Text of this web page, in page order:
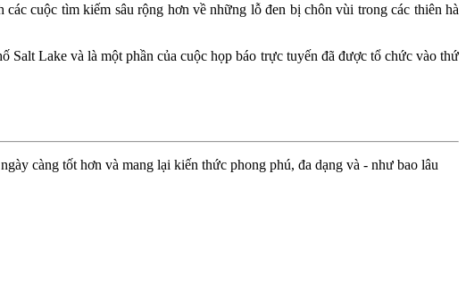
cuộc tìm kiếm sâu rộng hơn về những lỗ đen bị chôn vùi trong các thiên hà
Lake và là một phần của cuộc họp báo trực tuyến đã được tổ chức vào thứ
càng tốt hơn và mang lại kiến thức phong phú, đa dạng và - như bao lâu